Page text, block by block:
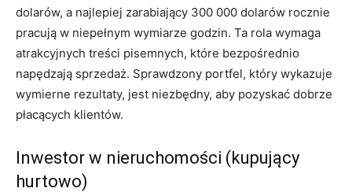
dolarów, a najlepiej zarabiający 300 000 dolarów rocznie
pracują w niepełnym wymiarze godzin. Ta rola wymaga
atrakcyjnych treści pisemnych, które bezpośrednio
napędzają sprzedaż. Sprawdzony portfel, który wykazuje
wymierne rezultaty, jest niezbędny, aby pozyskać dobrze
płacących klientów.
Inwestor w nieruchomości (kupujący
hurtowo)